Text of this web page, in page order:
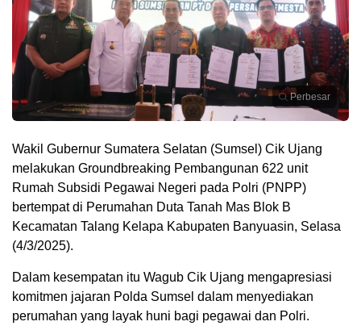
Perbesar
Wakil Gubernur Sumatera Selatan (Sumsel) Cik Ujang
melakukan Groundbreaking Pembangunan 622 unit
Rumah Subsidi Pegawai Negeri pada Polri (PNPP)
bertempat di Perumahan Duta Tanah Mas Blok B
Kecamatan Talang Kelapa Kabupaten Banyuasin, Selasa
(4/3/2025).
Dalam kesempatan itu Wagub Cik Ujang mengapresiasi
komitmen jajaran Polda Sumsel dalam menyediakan
perumahan yang layak huni bagi pegawai dan Polri.